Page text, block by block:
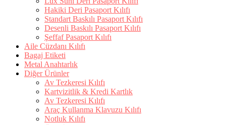
Hakiki Deri Pasaport Kılıfı
Standart Baskılı Pasaport Kılıfı
Desenli Baskılı Pasaport Kılıfı
Şeffaf Pasaport Kılıfı
Aile Cüzdanı Kılıfı
Bagaj Etiketi
Metal Anahtarlık
Diğer Ürünler
Av Tezkeresi Kılıfı
Kartvizitlik & Kredi Kartlık
Av Tezkeresi Kılıfı
Araç Kullanma Klavuzu Kılıfı
Notluk Kılıfı